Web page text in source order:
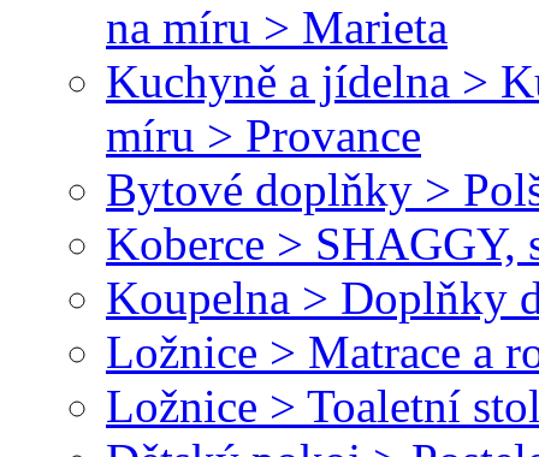
na míru > Marieta
Kuchyně a jídelna >
míru > Provance
Bytové doplňky >
Koberce > SHAGGY,
Koupelna > Doplňky
Ložnice > Matrace a
Ložnice > Toaletní